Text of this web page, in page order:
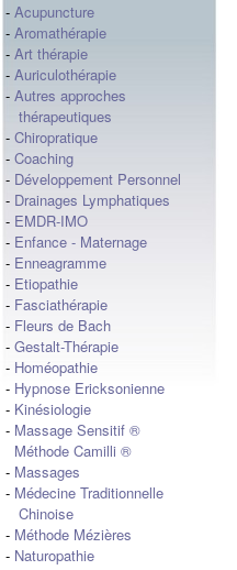
- Acupuncture
- Aromathérapie
- Art thérapie
- Auriculothérapie
- Autres approches
thérapeutiques
- Chiropratique
- Coaching
- Développement Personnel
- Drainages Lymphatiques
- EMDR-IMO
- Enfance - Maternage
- Enneagramme
- Etiopathie
- Fasciathérapie
- Fleurs de Bach
- Gestalt-Thérapie
- Homéopathie
- Hypnose Ericksonienne
- Kinésiologie
- Massage Sensitif ®
Méthode Camilli ®
- Massages
- Médecine Traditionnelle
Chinoise
- Méthode Mézières
- Naturopathie